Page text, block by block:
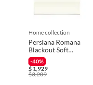
Limpiar con
cuando recibamos el
home collection
Persiana Romana
Blackout Soft
Crema 1.55 x 1.6 m
-40%
$1,929
$3,209